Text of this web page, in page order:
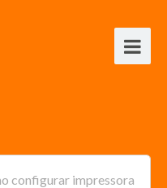
configurar impressora